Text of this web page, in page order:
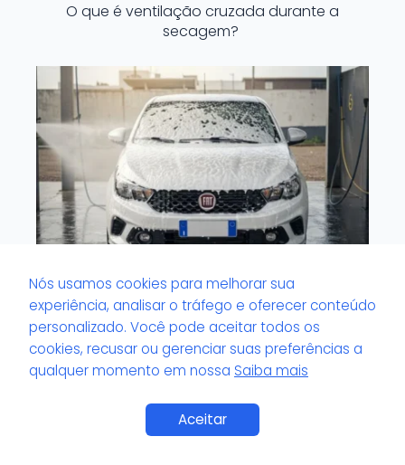
O que é ventilação cruzada durante a
secagem?
O que é veículo com tinta sensível?
Nós usamos cookies para melhorar sua
experiência, analisar o tráfego e oferecer conteúdo
personalizado. Você pode aceitar todos os
cookies, recusar ou gerenciar suas preferências a
qualquer momento em nossa Saiba mais
Aceitar